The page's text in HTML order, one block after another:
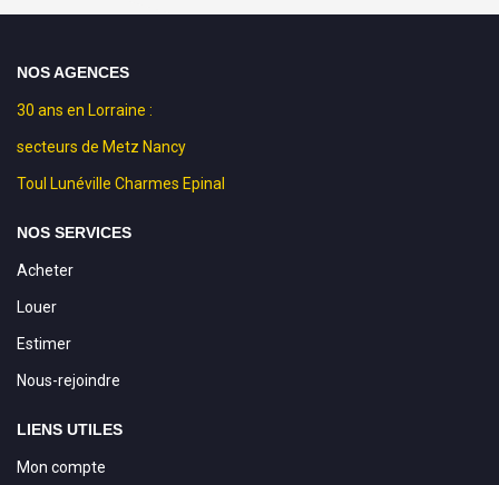
NOS AGENCES
30 ans en Lorraine :
secteurs de Metz Nancy
Toul Lunéville Charmes Epinal
NOS SERVICES
Acheter
Louer
Estimer
Nous-rejoindre
LIENS UTILES
Mon compte